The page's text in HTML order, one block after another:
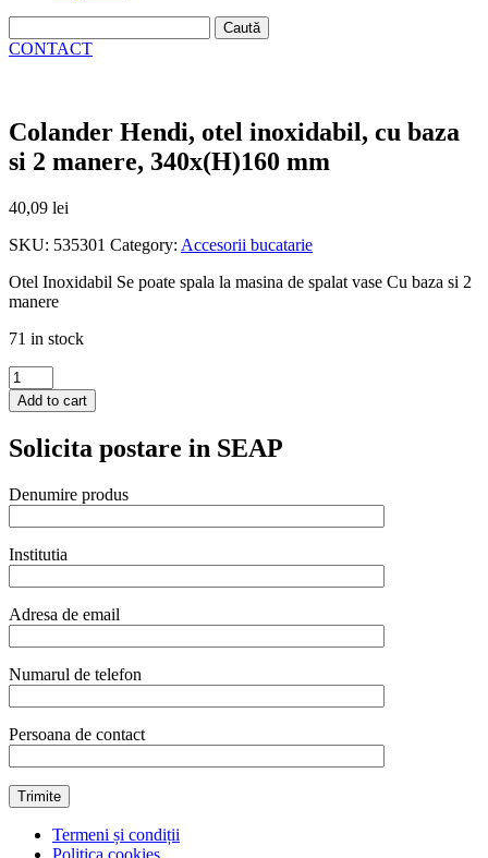
după:
CONTACT
Colander Hendi, otel inoxidabil, cu baza
si 2 manere, 340x(H)160 mm
40,09 lei
SKU: 535301 Category: Accesorii bucatarie
Otel Inoxidabil Se poate spala la masina de spalat vase Cu baza si 2
manere
71 in stock
Colander
Hendi,
otel
cu
si
2
manere,
340x(H)160
mm
quantity
Add to cart
Solicita postare in SEAP
Denumire produs
Institutia
Adresa de email
Numarul de telefon
Persoana de contact
Termeni și condiții
Politica cookies